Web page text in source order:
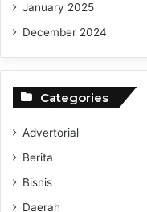
January 2025
December 2024
Categories
Advertorial
Berita
Bisnis
Daerah